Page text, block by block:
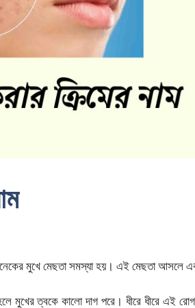
মুখে মেছতা সমস্যা হয়। এই মেছতা আসলে
মুখের ত্বকে কালো দাগ পরে। ধীরে ধীরে এই